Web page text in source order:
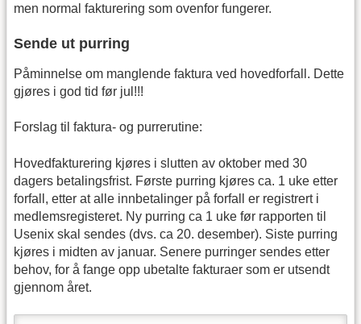
men normal fakturering som ovenfor fungerer.
Sende ut purring
Påminnelse om manglende faktura ved hovedforfall. Dette
gjøres i god tid før jul!!!
Forslag til faktura- og purrerutine:
Hovedfakturering kjøres i slutten av oktober med 30
dagers betalingsfrist. Første purring kjøres ca. 1 uke etter
forfall, etter at alle innbetalinger på forfall er registrert i
medlemsregisteret. Ny purring ca 1 uke før rapporten til
Usenix skal sendes (dvs. ca 20. desember). Siste purring
kjøres i midten av januar. Senere purringer sendes etter
behov, for å fange opp ubetalte fakturaer som er utsendt
gjennom året.